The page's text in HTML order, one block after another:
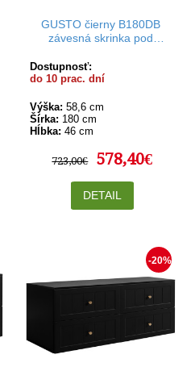
GUSTO čierny B180DB
závesná skrinka pod
Dostupnosť:
do 10 prac. dní
Výška: 58,6 cm
Šírka: 180 cm
Hĺbka: 46 cm
723,00€ 578,40€
DETAIL
-20%